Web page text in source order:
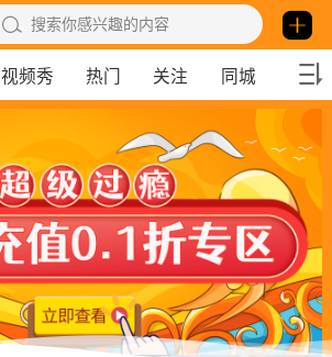
搜索你感兴趣的内容
视频秀 热门 关注 同城 勇